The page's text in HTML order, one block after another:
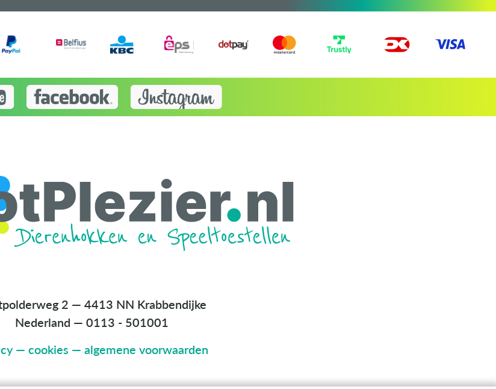
2 — 4413 NN Krabbendijke
Nederland — 0113 - 501001
— cookies — algemene voorwaarden